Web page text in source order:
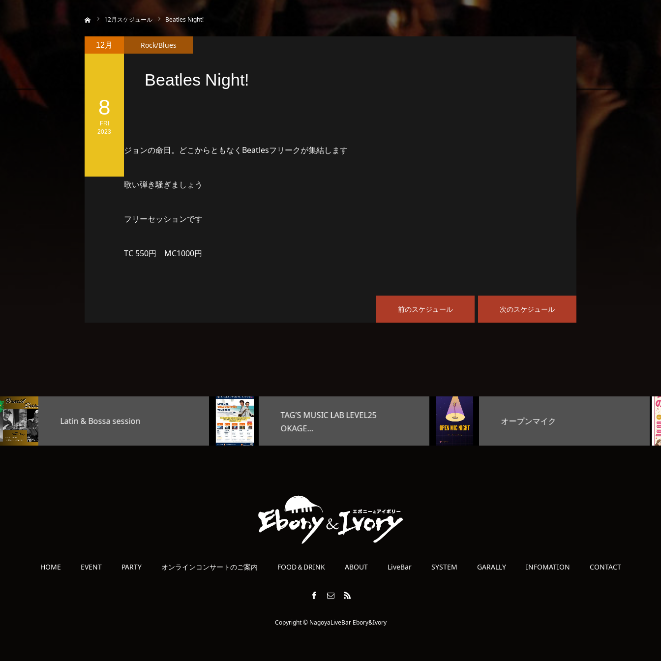
12月スケジュール Beatles Night!
Beatles Night!
12月
8
FRI
2023
Rock/Blues
ジョンの命日。どこからともなくBeatlesフリークが集結します
歌い弾き騒ぎましょう
フリーセッションです
TC 550円 MC1000円
前のスケジュール 次のスケジュール
オープンマイク
HOME EVENT PARTY オンラインコンサートのご案内 FOOD＆DRINK ABOUT LiveBar SYSTEM GARALLY INFOMATION CONTACT
Copyright © NagoyaLiveBar Ebory&Ivory